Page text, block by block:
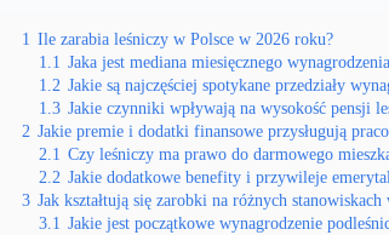
1 Ile zarabia leśniczy w Polsce w 2026 roku?
1.1 Jaka jest mediana miesięcznego
1.2 Jakie są najczęściej spotykane przedziały
1.3 Jakie czynniki wpływają na wysokość pensji
2 Jakie premie i dodatki finansowe przysługują
2.1 Czy leśniczy ma prawo do darmowego
2.2 Jakie dodatkowe benefity i przywileje
3 Jak kształtują się zarobki na różnych
3.1 Jakie jest początkowe wynagrodzenie